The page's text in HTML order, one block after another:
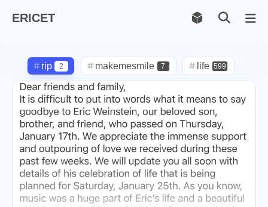
ERICET
makemesmile 7 life 599
photography 71
pot-luck 1 christmas 5
steem 38 checkin 1 daily 2
check-in 3 red-packet 2
steemcn 24 gift 5 chinese 5
rip 2